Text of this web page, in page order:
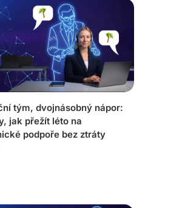
tým, dvojnásobný nápor:
jak přežít léto na
podpoře bez ztráty